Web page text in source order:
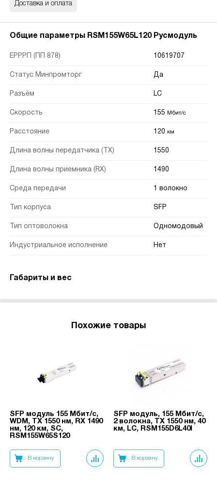
Доставка и оплата
Общие параметры RSM155W65L120 Русмодуль
ЕРРРП (ПП 878) 10619707
Статус Минпромторг Да
Разъём LC
Скорость 155 Мбит/с
Расстояние 120 км
Длина волны передатчика (TX) 1550
Длина волны приемника (RX) 1490
Среда передачи 1 волокно
Тип корпуса SFP
Тип оптоволокна Одномодовый
Индустриальное исполнение Нет
Габариты и вес
Похожие товары
SFP модуль 155 Мбит/с,
WDM, TX 1550 нм, RX 1490
нм, 120 км, SC,
RSM155W65S120
В корзину
SFP модуль, 155 Мбит/с,
2 волокна, TX 1550 нм, 40
км, LC, RSM155D6L40I
В корзину